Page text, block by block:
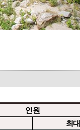
인원
최대